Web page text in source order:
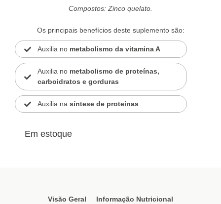
Compostos: Zinco quelato.
Os principais benefícios deste suplemento são:
Auxilia no metabolismo da vitamina A
Auxilia no metabolismo de proteínas,
carboidratos e gorduras
Auxilia na síntese de proteínas
Em estoque
Visão Geral
Informação Nutricional